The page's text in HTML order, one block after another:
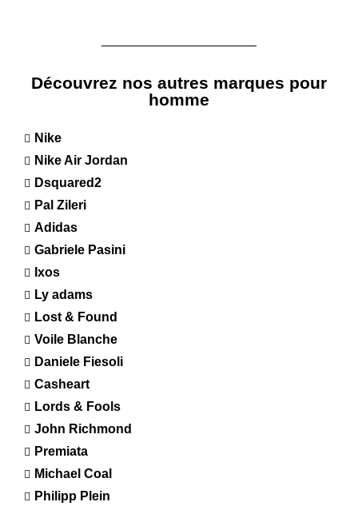
Découvrez nos autres marques pour
homme
Nike
Nike Air Jordan
Dsquared2
Pal Zileri
Adidas
Gabriele Pasini
Ixos
Ly adams
Lost & Found
Voile Blanche
Daniele Fiesoli
Casheart
Lords & Fools
John Richmond
Premiata
Michael Coal
Philipp Plein